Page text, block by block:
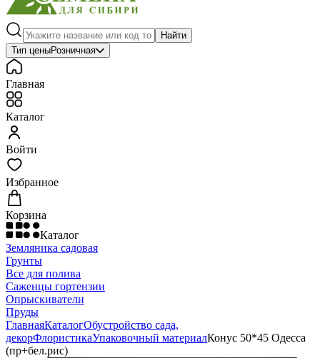
Найти
Тип ценыРозничная
Главная
Каталог
Войти
Избранное
Корзина
Каталог
Земляника садовая
Грунты
Все для полива
Саженцы гортензии
Опрыскиватели
Пруды
ГлавнаяКаталогОбустройство сада,
декорФлористикаУпаковочный материалКонус 50*45 Одесса
(пр+бел.рис)